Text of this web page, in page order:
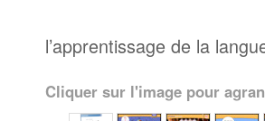
l’apprentissage de la
Cliquer sur l'image pour